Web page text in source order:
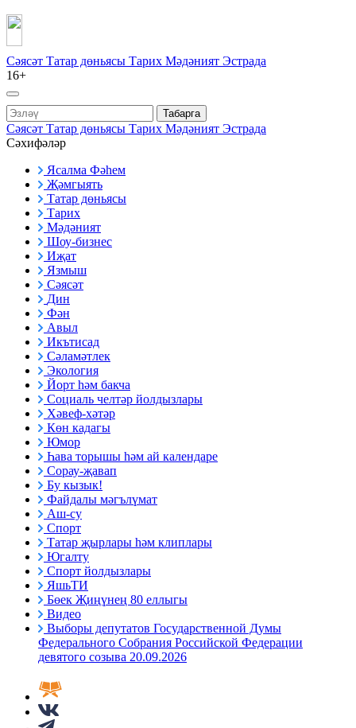
Сәясәт Татар дөньясы Тарих Мәдәният Эстрада
16+
Табарга
Сәясәт Татар дөньясы Тарих Мәдәният Эстрада
Сәхифәләр
Ясалма Фәһем
Җәмгыять
Татар дөньясы
Тарих
Мәдәният
Шоу-бизнес
Иҗат
Язмыш
Сәясәт
Дин
Фән
Авыл
Икътисад
Сәламәтлек
Экология
Йорт һәм бакча
Социаль челтәр йолдызлары
Хәвеф-хәтәр
Көн кадагы
Юмор
Һава торышы һәм ай календаре
Сорау-җавап
Бу кызык!
Файдалы мәгълүмат
Аш-су
Спорт
Татар җырлары һәм клиплары
Югалту
Спорт йолдызлары
ЯшьТИ
Бөек Җиңүнең 80 еллыгы
Видео
Выборы депутатов Государственной Думы
Федерального Собрания Российской Федерации
девятого созыва 20.09.2026